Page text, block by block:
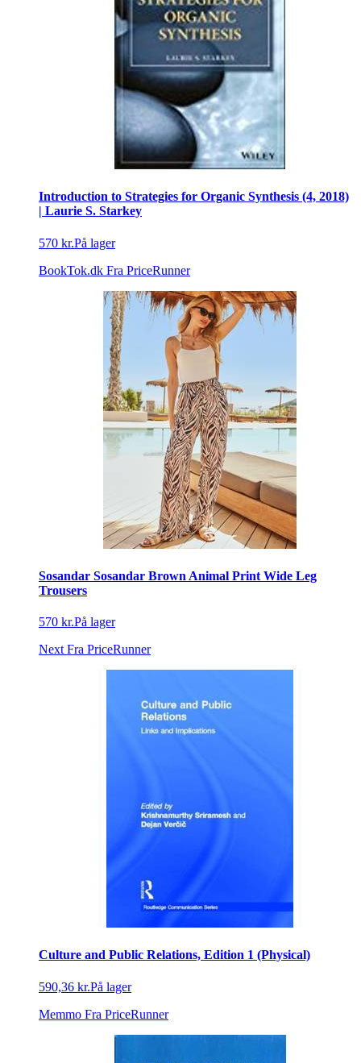
Introduction to Strategies for Organic Synthesis (4, 2018)
| Laurie S. Starkey
570 kr.På lager
BookTok.dk Fra PriceRunner
Sosandar Sosandar Brown Animal Print Wide Leg
Trousers
570 kr.På lager
Next Fra PriceRunner
Culture and Public Relations, Edition 1 (Physical)
590,36 kr.På lager
Memmo Fra PriceRunner